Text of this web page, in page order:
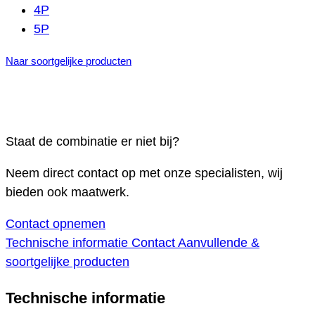
4P
5P
Naar soortgelijke producten
Staat de combinatie er niet bij?
Neem direct contact op met onze specialisten, wij
bieden ook maatwerk.
Contact opnemen
Technische informatie Contact Aanvullende &
soortgelijke producten
Technische informatie